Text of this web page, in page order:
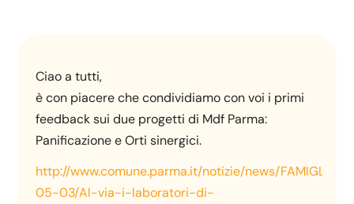
Ciao a tutti,
è con piacere che condividiamo con voi i primi
feedback sui due progetti di Mdf Parma:
Panificazione e Orti sinergici.
http://www.comune.parma.it/notizie/news/
05-03/Al-via-i-laboratori-di-